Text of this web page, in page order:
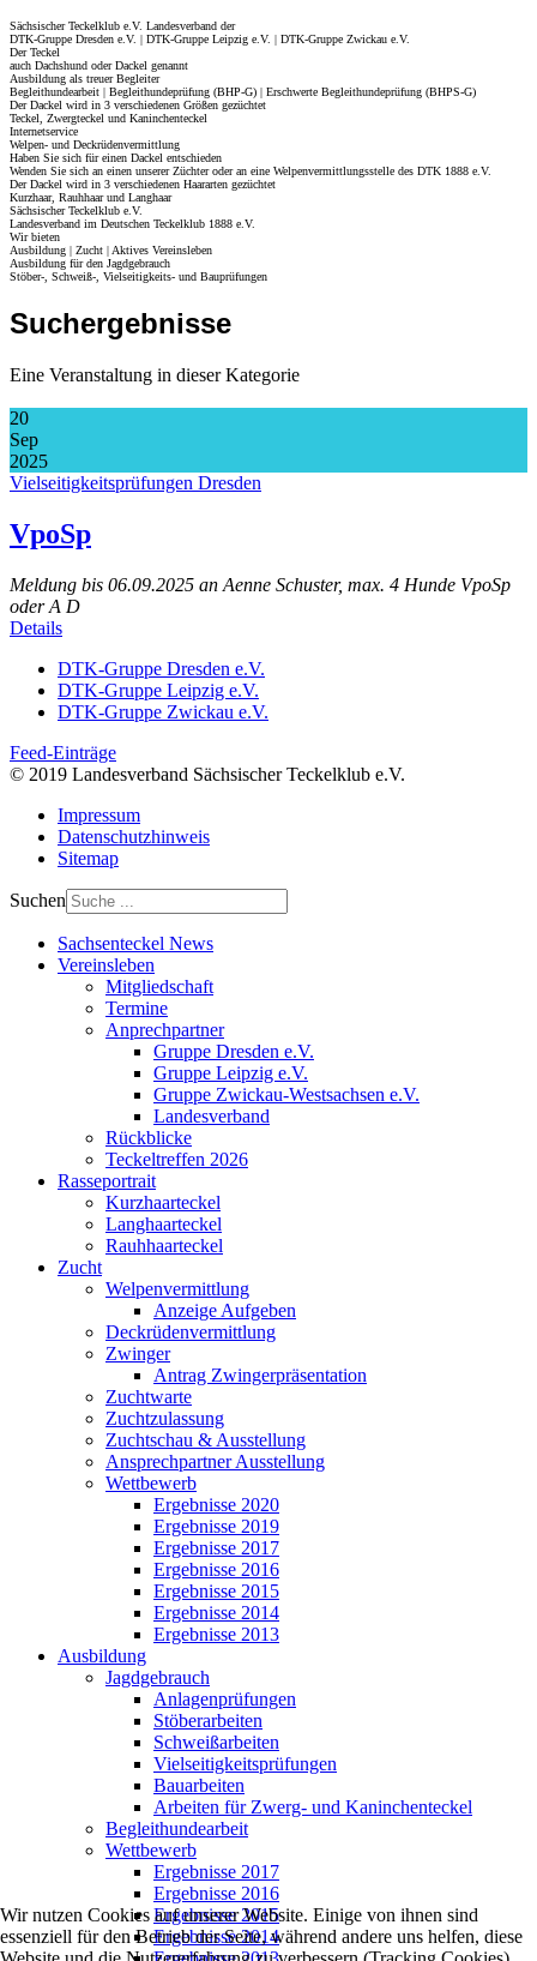
Sächsischer Teckelklub e.V. Landesverband der
DTK-Gruppe Dresden e.V. | DTK-Gruppe Leipzig e.V. | DTK-Gruppe Zwickau e.V.
Der Teckel
auch Dachshund oder Dackel genannt
Ausbildung als treuer Begleiter
Begleithundearbeit | Begleithundeprüfung (BHP-G) | Erschwerte Begleithundeprüfung (BHPS-G)
Der Dackel wird in 3 verschiedenen Größen gezüchtet
Teckel, Zwergteckel und Kaninchenteckel
Internetservice
Welpen- und Deckrüdenvermittlung
Haben Sie sich für einen Dackel entschieden
Wenden Sie sich an einen unserer Züchter oder an eine Welpenvermittlungsstelle des DTK 1888 e.V.
Der Dackel wird in 3 verschiedenen Haararten gezüchtet
Kurzhaar, Rauhhaar und Langhaar
Sächsischer Teckelklub e.V.
Landesverband im Deutschen Teckelklub 1888 e.V.
Wir bieten
Ausbildung | Zucht | Aktives Vereinsleben
Ausbildung für den Jagdgebrauch
Stöber-, Schweiß-, Vielseitigkeits- und Bauprüfungen
Suchergebnisse
Eine Veranstaltung in dieser Kategorie
20
Sep
2025
Vielseitigkeitsprüfungen Dresden
VpoSp
Meldung bis 06.09.2025 an Aenne Schuster, max. 4 Hunde VpoSp
oder A D
Details
DTK-Gruppe Dresden e.V.
DTK-Gruppe Leipzig e.V.
DTK-Gruppe Zwickau e.V.
Feed-Einträge
© 2019 Landesverband Sächsischer Teckelklub e.V.
Impressum
Datenschutzhinweis
Sitemap
Suchen
Sachsenteckel News
Vereinsleben
Mitgliedschaft
Termine
Anprechpartner
Gruppe Dresden e.V.
Gruppe Leipzig e.V.
Gruppe Zwickau-Westsachsen e.V.
Landesverband
Rückblicke
Teckeltreffen 2026
Rasseportrait
Kurzhaarteckel
Langhaarteckel
Rauhhaarteckel
Zucht
Welpenvermittlung
Anzeige Aufgeben
Deckrüdenvermittlung
Zwinger
Antrag Zwingerpräsentation
Zuchtwarte
Zuchtzulassung
Zuchtschau & Ausstellung
Ansprechpartner Ausstellung
Wettbewerb
Ergebnisse 2020
Ergebnisse 2019
Ergebnisse 2017
Ergebnisse 2016
Ergebnisse 2015
Ergebnisse 2014
Ergebnisse 2013
Ausbildung
Jagdgebrauch
Anlagenprüfungen
Stöberarbeiten
Schweißarbeiten
Vielseitigkeitsprüfungen
Bauarbeiten
Arbeiten für Zwerg- und Kaninchenteckel
Begleithundearbeit
Wettbewerb
Ergebnisse 2017
Ergebnisse 2016
Ergebnisse 2015
Ergebnisse 2014
Wir nutzen Cookies auf unserer Website. Einige von ihnen sind
essenziell für den Betrieb der Seite, während andere uns helfen, diese